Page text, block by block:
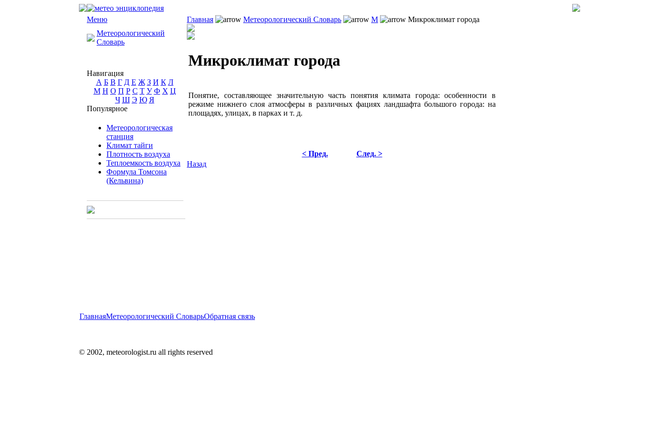
Меню
Метеорологический
Словарь
Навигация
А Б В Г Д Е Ж З И К Л
М Н О П Р С Т У Ф Х Ц
Ч Ш Э Ю Я
Популярное
Метеорологическая
станция
Климат тайги
Плотность воздуха
Теплоемкость воздуха
Формула Томсона
(Кельвина)
Главная Метеорологический Словарь М Микроклимат города
Микроклимат города
Понятие, составляющее значительную часть понятия климата города: особенности в
режиме нижнего слоя атмосферы в различных фациях ландшафта большого города: на
площадях, улицах, в парках и т. д.
< Пред.
След. >
Назад
ГлавнаяМетеорологический СловарьОбратная связь
© 2002, meteorologist.ru all rights reserved